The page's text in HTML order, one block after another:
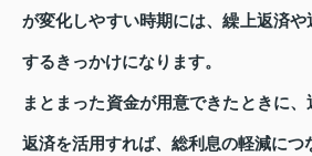
が変化しやすい時期には、繰上返済
するきっかけになります。
まとまった資金が用意できたときに
返済を活用すれば、総利息の軽減につ